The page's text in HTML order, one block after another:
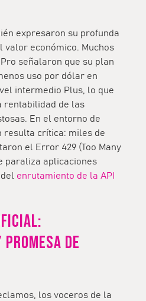
expresaron su profunda
económico. Muchos
señalaron que su plan
uso por dólar en
intermedio Plus, lo que
rentabilidad de las
En el entorno de
resulta crítica: miles de
el Error 429 (Too Many
paraliza aplicaciones
enrutamiento de la API
de
los voceros de la